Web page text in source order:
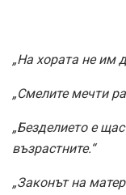
„На хората не им
„Смелите мечти
„Безделието е
възрастните.“
„Законът на